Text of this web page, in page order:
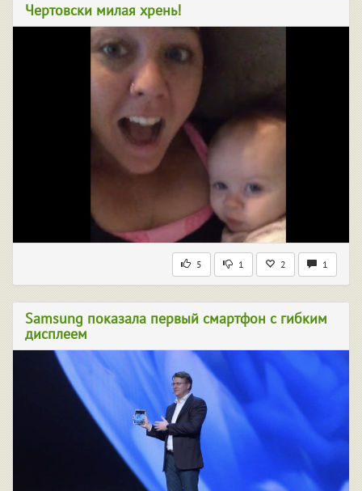
Чертовски милая хрень!
5 1 2 1
Samsung показала первый смартфон с гибким
дисплеем